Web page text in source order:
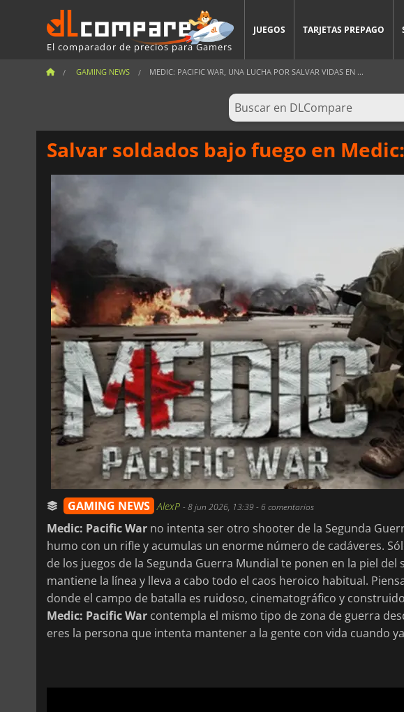
El comparador de precios para Gamers
JUEGOS TARJETAS PREPAGO
GAMING NEWS MEDIC: PACIFIC WAR, UNA LUCHA POR SALVAR VIDAS EN ...
Salvar soldados bajo fuego en
GAMING NEWS AlexP -8 jun 2026, 13:39- 6 comentarios
Medic: Pacific War no intenta ser otro shooter de la Segunda
humo con un rifle y acumulas un enorme número de cadáveres.
de los juegos de la Segunda Guerra Mundial te ponen en la piel
mantiene la línea y lleva a cabo todo el caos heroico habitual.
donde el campo de batalla es ruidoso, cinematográfico y
Medic: Pacific War contempla el mismo tipo de zona de guerra
eres la persona que intenta mantener a la gente con vida cuando